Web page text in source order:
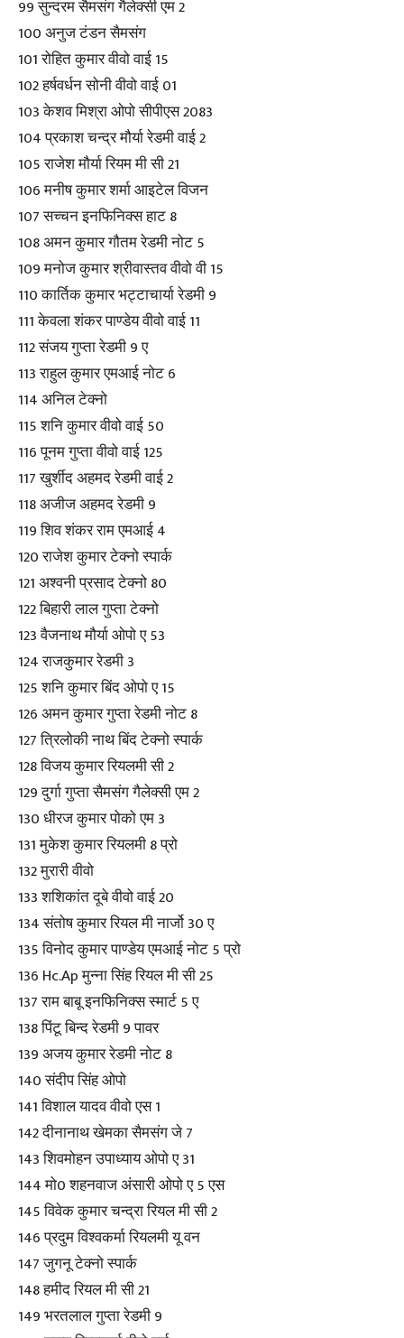
99 सुन्दरम सैमसंग गैलेक्सी एम 2
100 अनुज टंडन सैमसंग
101 रोहित कुमार वीवो वाई 15
102 हर्षवर्धन सोनी वीवो वाई 01
103 केशव मिश्रा ओपो सीपीएस 2083
104 प्रकाश चन्द्र मौर्या रेडमी वाई 2
105 राजेश मौर्या रियम मी सी 21
106 मनीष कुमार शर्मा आइटेल विजन
107 सच्चन इनफिनिक्स हाट 8
108 अमन कुमार गौतम रेडमी नोट 5
109 मनोज कुमार श्रीवास्तव वीवो वी 15
110 कार्तिक कुमार भट्टाचार्या रेडमी 9
111 केवला शंकर पाण्डेय वीवो वाई 11
112 संजय गुप्ता रेडमी 9 ए
113 राहुल कुमार एमआई नोट 6
114 अनिल टेक्नो
115 शनि कुमार वीवो वाई 50
116 पूनम गुप्ता वीवो वाई 125
117 खुर्शीद अहमद रेडमी वाई 2
118 अजीज अहमद रेडमी 9
119 शिव शंकर राम एमआई 4
120 राजेश कुमार टेक्नो स्पार्क
121 अश्वनी प्रसाद टेक्नो 80
122 बिहारी लाल गुप्ता टेक्नो
123 वैजनाथ मौर्या ओपो ए 53
124 राजकुमार रेडमी 3
125 शनि कुमार बिंद ओपो ए 15
126 अमन कुमार गुप्ता रेडमी नोट 8
127 त्रिलोकी नाथ बिंद टेक्नो स्पार्क
128 विजय कुमार रियलमी सी 2
129 दुर्गा गुप्ता सैमसंग गैलेक्सी एम 2
130 धीरज कुमार पोको एम 3
131 मुकेश कुमार रियलमी 8 प्रो
132 मुरारी वीवो
133 शशिकांत दूबे वीवो वाई 20
134 संतोष कुमार रियल मी नार्जो 30 ए
135 विनोद कुमार पाण्डेय एमआई नोट 5 प्रो
136 Hc.Ap मुन्ना सिंह रियल मी सी 25
137 राम बाबू इनफिनिक्स स्मार्ट 5 ए
138 पिंटू बिन्द रेडमी 9 पावर
139 अजय कुमार रेडमी नोट 8
140 संदीप सिंह ओपो
141 विशाल यादव वीवो एस 1
142 दीनानाथ खेमका सैमसंग जे 7
143 शिवमोहन उपाध्याय ओपो ए 31
144 मो0 शहनवाज अंसारी ओपो ए 5 एस
145 विवेक कुमार चन्द्रा रियल मी सी 2
146 प्रदुम विश्वकर्मा रियलमी यू वन
147 जुगनू टेक्नो स्पार्क
148 हमीद रियल मी सी 21
149 भरतलाल गुप्ता रेडमी 9